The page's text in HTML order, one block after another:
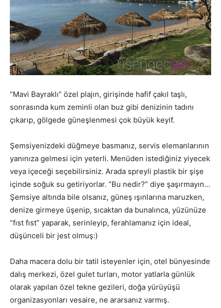
“Mavi Bayraklı” özel plajın, girişinde hafif çakıl taşlı,
sonrasında kum zeminli olan buz gibi denizinin tadını
çıkarıp, gölgede güneşlenmesi çok büyük keyif.
Şemsiyenizdeki düğmeye basmanız, servis elemanlarının
yanınıza gelmesi için yeterli. Menüden istediğiniz yiyecek
veya içeceği seçebilirsiniz. Arada spreyli plastik bir şişe
içinde soğuk su getiriyorlar. “Bu nedir?” diye şaşırmayın…
Şemsiye altında bile olsanız, güneş ışınlarına maruzken,
denize girmeye üşenip, sıcaktan da bunalınca, yüzünüze
“fıst fıst” yaparak, serinleyip, ferahlamanız için ideal,
düşünceli bir jest olmuş:)
Daha macera dolu bir tatil isteyenler için, otel bünyesinde
dalış merkezi, özel gulet turları, motor yatlarla günlük
olarak yapılan özel tekne gezileri, doğa yürüyüşü
organizasyonları vesaire, ne ararsanız varmış.